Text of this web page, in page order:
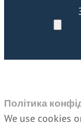
Політика
We use cookies